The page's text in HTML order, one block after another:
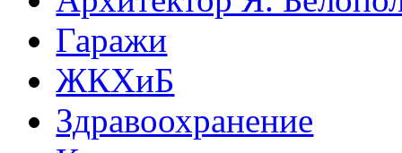
Гаражи
ЖКХиБ
Здравоохранение